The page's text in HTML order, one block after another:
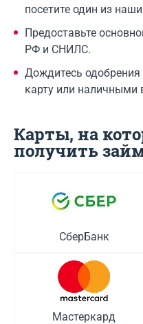
посетите один из
Предоставьте
РФ и СНИЛС.
Дождитесь одобрения
карту или наличными
Карты, на
получить
СберБанк
Мастеркард